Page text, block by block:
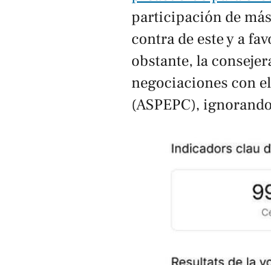
participación de
contra de este y a
obstante, la
negociaciones con
(ASPEPC),